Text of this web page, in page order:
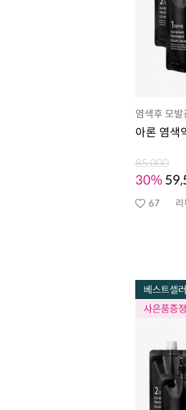
염색후 모
아론 염색
85,000
30%
67 리